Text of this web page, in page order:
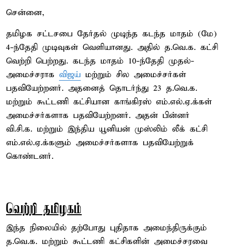
சென்னை,
தமிழக சட்டசபை தேர்தல் முடிந்த கடந்த மாதம் (மே)
4-ந்தேதி முடிவுகள் வெளியானது. அதில் த.வெ.க. கட்சி
வெற்றி பெற்றது. கடந்த மாதம் 10-ந்தேதி முதல்-
அமைச்சராக விஜய் மற்றும் சில அமைச்சர்கள்
பதவியேற்றனர். அதனைத் தொடர்ந்து 23 த.வெ.க.
மற்றும் கூட்டணி கட்சியான காங்கிரஸ் எம்.எல்.ஏ.க்கள்
அமைச்சர்களாக பதவியேற்றனர். அதன் பின்னர்
வி.சி.க. மற்றும் இந்திய யூனியன் முஸ்லிம் லீக் கட்சி
எம்.எல்.ஏ.க்களும் அமைச்சர்களாக பதவியேற்றுக்
கொண்டனர்.
வெற்றி தமிழகம்
இந்த நிலையில் தற்போது புதிதாக அமைந்திருக்கும்
த.வெ.க. மற்றும் கூட்டணி கட்சிகளின் அமைச்சரவை